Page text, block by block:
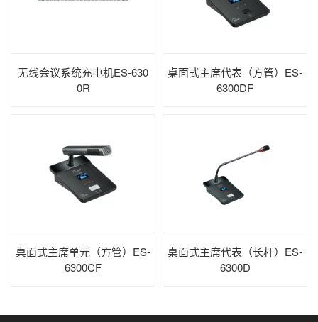
无线会议系统充电机ES-630
0R
桌面式主席代表（方管）ES-
6300DF
桌面式主席单元（方管）ES-
6300CF
桌面式主席代表（长杆）ES-
6300D